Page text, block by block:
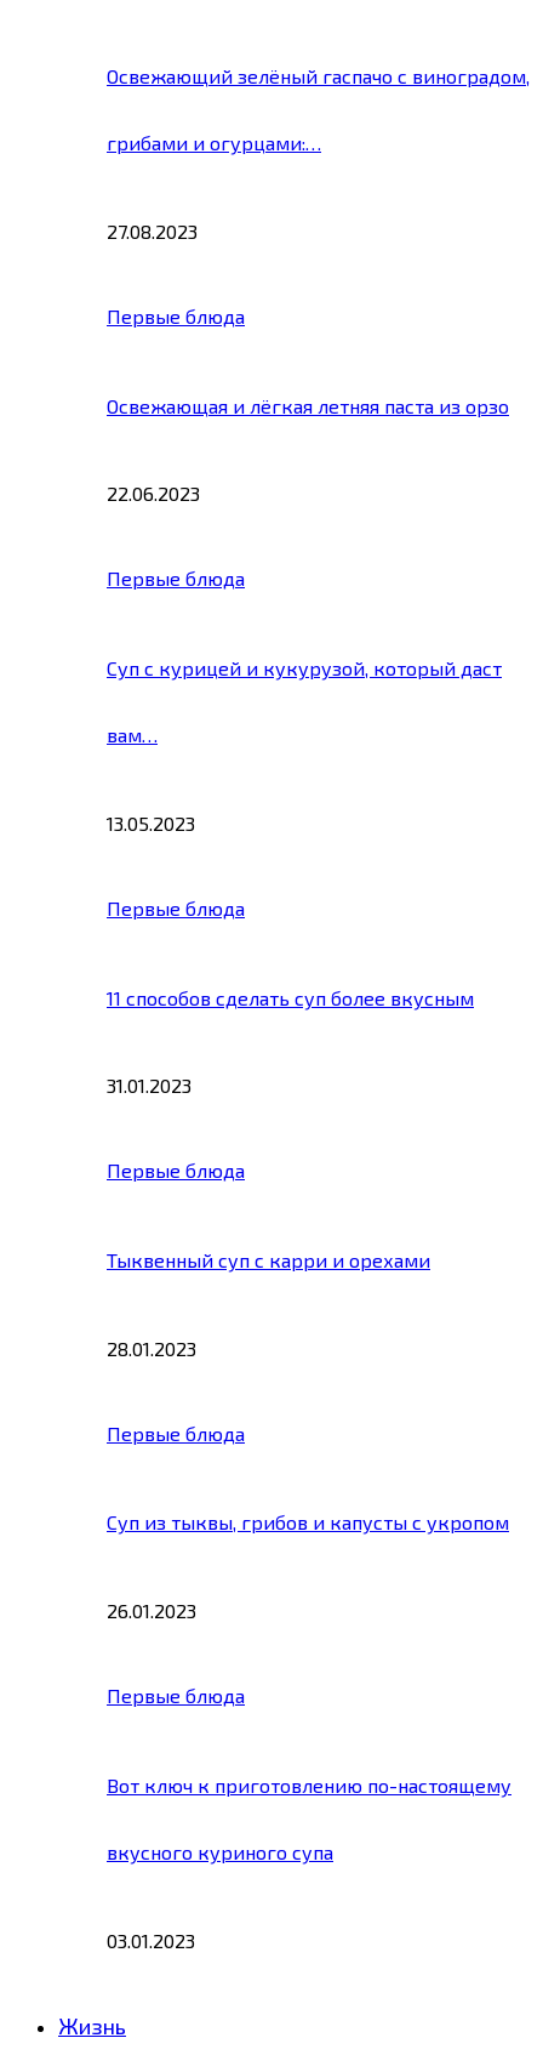
Освежающий зелёный гаспачо с виноградом,
грибами и огурцами:…
27.08.2023
Первые блюда
Освежающая и лёгкая летняя паста из орзо
22.06.2023
Первые блюда
Суп с курицей и кукурузой, который даст
вам…
13.05.2023
Первые блюда
11 способов сделать суп более вкусным
31.01.2023
Первые блюда
Тыквенный суп с карри и орехами
28.01.2023
Первые блюда
Суп из тыквы, грибов и капусты с укропом
26.01.2023
Первые блюда
Вот ключ к приготовлению по-настоящему
вкусного куриного супа
03.01.2023
Жизнь